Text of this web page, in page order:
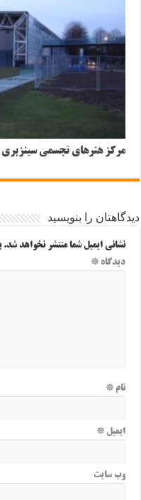
مرکز هنرهای تجسمی سینزبری
دیدگاهتان را بنویسید
نشانی ایمیل شما منتشر نخواهد شد.
دیدگاه*
نام*
ایمیل*
وب‌ سایت